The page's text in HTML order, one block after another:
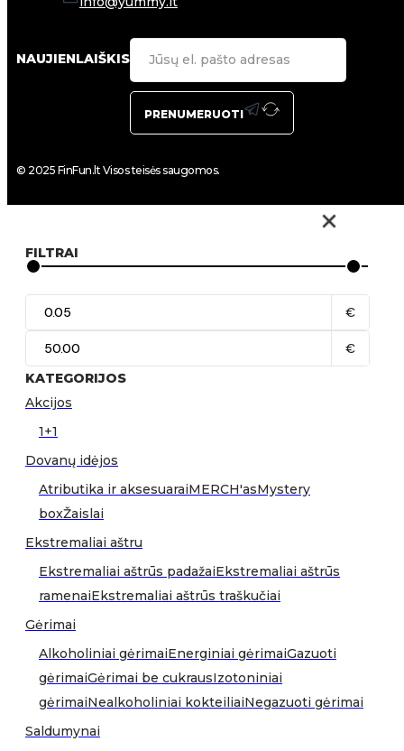
NAUJIENLAIŠKIS
PRENUMERUOTI
© 2025 FinFun.lt Visos teisės saugomos.
FILTRAI
€
€
KATEGORIJOS
Akcijos
1+1
Dovanų idėjos
Atributika ir aksesuaraiMERCH'asMystery
boxŽaislai
Ekstremaliai aštru
Ekstremaliai aštrūs padažaiEkstremaliai aštrūs
ramenaiEkstremaliai aštrūs traškučiai
Gėrimai
Alkoholiniai gėrimaiEnerginiai gėrimaiGazuoti
gėrimaiGėrimai be cukrausIzotoniniai
gėrimaiNealkoholiniai kokteiliaiNegazuoti gėrimai
Saldumynai